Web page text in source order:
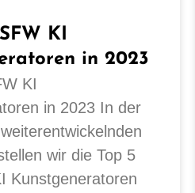
KI
in 2023
KI
in 2023 In der
wir die Top 5
Kunstgeneratoren